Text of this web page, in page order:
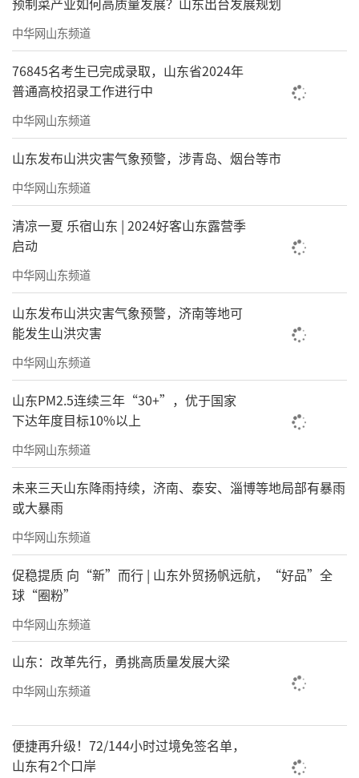
中华网山东频道
76845名考生已完成录取，山东省2024年
普通高校招录工作进行中
中华网山东频道
山东发布山洪灾害气象预警，涉青岛、烟台等市
中华网山东频道
清凉一夏 乐宿山东 | 2024好客山东露营季
启动
中华网山东频道
山东发布山洪灾害气象预警，济南等地可
能发生山洪灾害
中华网山东频道
山东PM2.5连续三年“30+”，优于国家
下达年度目标10%以上
中华网山东频道
未来三天山东降雨持续，济南、泰安、淄博等地局部有暴雨
或大暴雨
中华网山东频道
促稳提质 向“新”而行 | 山东外贸扬帆远航，“好品”全
球“圈粉”
中华网山东频道
山东：改革先行，勇挑高质量发展大梁
中华网山东频道
便捷再升级！72/144小时过境免签名单，
山东有2个口岸